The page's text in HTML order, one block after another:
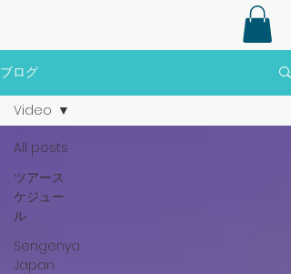
ブログ
All posts
ツアース
ケジュー
ル
Sengenya
Japan
Video